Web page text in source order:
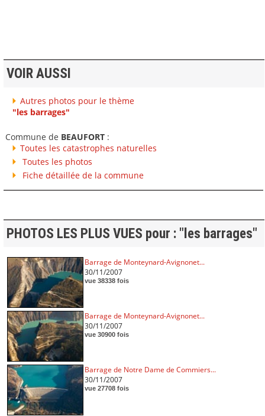
VOIR AUSSI
Autres photos pour le thème
"les barrages"
Commune de BEAUFORT:
Toutes les catastrophes naturelles
Toutes les photos
Fiche détaillée de la commune
PHOTOS LES PLUS VUES pour : "les barrages"
Barrage de Monteynard-Avignonet...
30/11/2007
vue 38338 fois
Barrage de Monteynard-Avignonet...
30/11/2007
vue 30900 fois
Barrage de Notre Dame de Commiers...
30/11/2007
vue 27708 fois